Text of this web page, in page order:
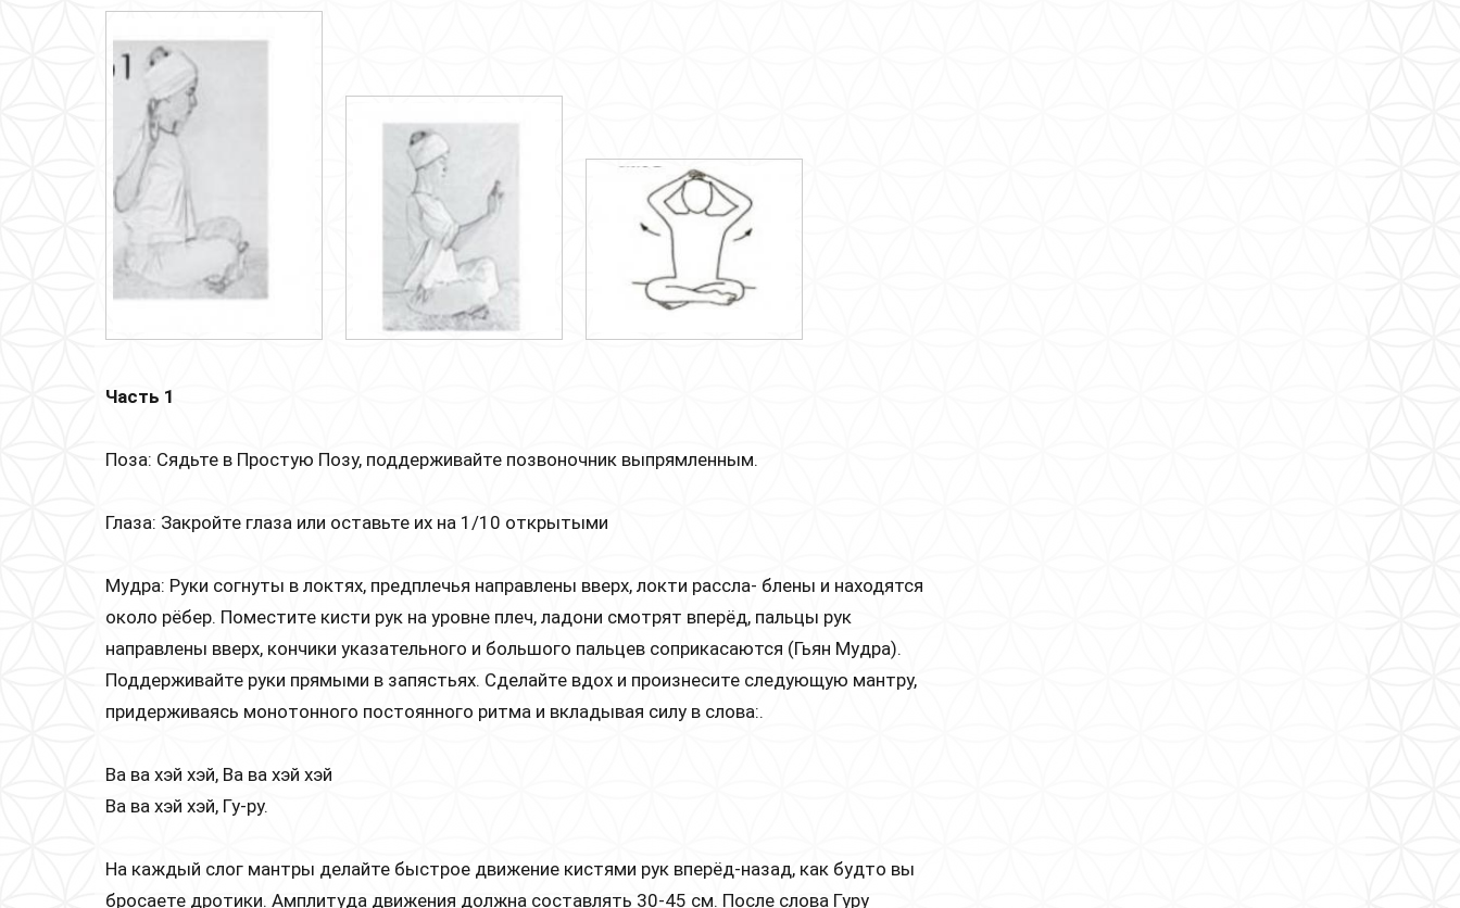
Часть 1
Поза: Сядьте в Простую Позу, поддерживайте позвоночник выпрямленным.
Глаза: Закройте глаза или оставьте их на 1/10 открытыми
Мудра: Руки согнуты в локтях, предплечья направлены вверх, локти рассла- блены и находятся
около рёбер. Поместите кисти рук на уровне плеч, ладони смотрят вперёд, пальцы рук
направлены вверх, кончики указательного и большого пальцев соприкасаются (Гьян Мудра).
Поддерживайте руки прямыми в запястьях. Сделайте вдох и произнесите следующую мантру,
придерживаясь монотонного постоянного ритма и вкладывая силу в слова:.
Ва ва хэй хэй, Ва ва хэй хэй
Ва ва хэй хэй, Гу-ру.
На каждый слог мантры делайте быстрое движение кистями рук вперёд-назад, как будто вы
бросаете дротики. Амплитуда движения должна составлять 30-45 см. После слова Гуру